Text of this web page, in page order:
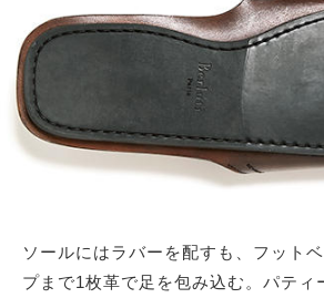
ソールにはラバーを配すも、フット
プまで1枚革で足を包み込む。パティ